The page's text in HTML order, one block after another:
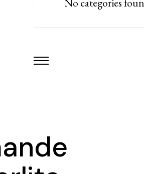
No categories